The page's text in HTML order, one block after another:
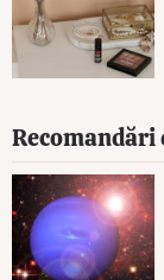
Recomandări